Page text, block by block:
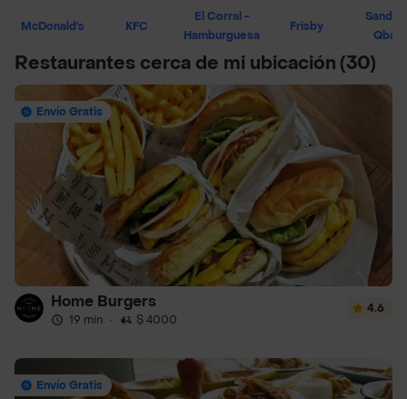
McDonald's KFC
El Corral -
Hamburguesa
Frisby
Restaurantes cerca de mi ubicación (30)
Envío Gratis
Home Burgers
19 min · $ 4000
4.6
Envío Gratis